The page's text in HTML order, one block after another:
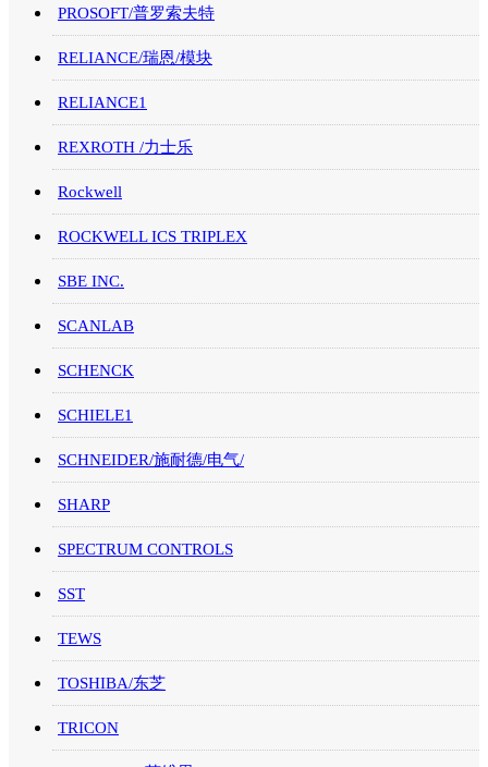
PROSOFT/普罗索夫特
RELIANCE/瑞恩/模块
RELIANCE1
REXROTH /力士乐
Rockwell
ROCKWELL ICS TRIPLEX
SBE INC.
SCANLAB
SCHENCK
SCHIELE1
SCHNEIDER/施耐德/电气/
SHARP
SPECTRUM CONTROLS
SST
TEWS
TOSHIBA/东芝
TRICON